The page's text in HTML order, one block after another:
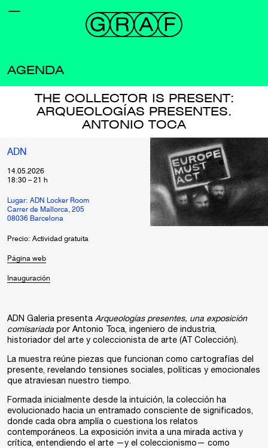
AGENDA
THE COLLECTOR IS PRESENT:
ARQUEOLOGÍAS PRESENTES.
ANTONIO TOCA
ADN
14.05.2026
18:30 – 21 h
Lugar: ADN Locker Room
Carrer de Mallorca, 205
08036 Barcelona
Precio: Actividad gratuita
Página web
Inauguración
ADN Galeria presenta Arqueologías presentes, una exposición
comisariada por Antonio Toca, ingeniero de industria,
historiador del arte y coleccionista de arte (AT Colección).
La muestra reúne piezas que funcionan como cartografías del
presente, revelando tensiones sociales, políticas y emocionales
que atraviesan nuestro tiempo.
Formada inicialmente desde la intuición, la colección ha
evolucionado hacia un entramado consciente de significados,
donde cada obra amplía o cuestiona los relatos
contemporáneos. La exposición invita a una mirada activa y
crítica, entendiendo el arte —y el coleccionismo— como